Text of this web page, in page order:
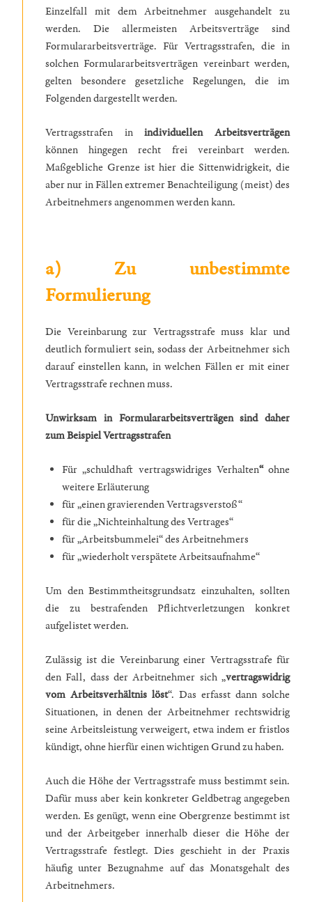
Einzelfall mit dem Arbeitnehmer ausgehandelt zu
werden. Die allermeisten Arbeitsverträge sind
Formulararbeitsverträge. Für Vertragsstrafen, die in
solchen Formulararbeitsverträgen vereinbart werden,
gelten besondere gesetzliche Regelungen, die im
Folgenden dargestellt werden.
Vertragsstrafen inindividuellen Arbeitsverträgen
können hingegen recht frei vereinbart werden.
Maßgebliche Grenze ist hier die Sittenwidrigkeit, die
aber nur in Fällen extremer Benachteiligung (meist) des
Arbeitnehmers angenommen werden kann.
a) Zu unbestimmte
Formulierung
Die Vereinbarung zur Vertragsstrafe muss klar und
deutlich formuliert sein, sodass der Arbeitnehmer sich
darauf einstellen kann, in welchen Fällen er mit einer
Vertragsstrafe rechnen muss.
Unwirksam in Formulararbeitsverträgen sind daher
zum Beispiel Vertragsstrafen
Für „schuldhaft vertragswidriges Verhalten“ ohne
weitere Erläuterung
für „einen gravierenden Vertragsverstoß“
für die „Nichteinhaltung des Vertrages“
für „Arbeitsbummelei“ des Arbeitnehmers
für „wiederholt verspätete Arbeitsaufnahme“
Um den Bestimmtheitsgrundsatz einzuhalten, sollten
die zu bestrafenden Pflichtverletzungen konkret
aufgelistet werden.
Zulässig ist die Vereinbarung einer Vertragsstrafe für
den Fall, dass der Arbeitnehmer sich „vertragswidrig
vom Arbeitsverhältnis löst“. Das erfasst dann solche
Situationen, in denen der Arbeitnehmer rechtswidrig
seine Arbeitsleistung verweigert, etwa indem er fristlos
kündigt, ohne hierfür einen wichtigen Grund zu haben.
Auch die Höhe der Vertragsstrafe muss bestimmt sein.
Dafür muss aber kein konkreter Geldbetrag angegeben
werden. Es genügt, wenn eine Obergrenze bestimmt ist
und der Arbeitgeber innerhalb dieser die Höhe der
Vertragsstrafe festlegt. Dies geschieht in der Praxis
häufig unter Bezugnahme auf das Monatsgehalt des
Arbeitnehmers.